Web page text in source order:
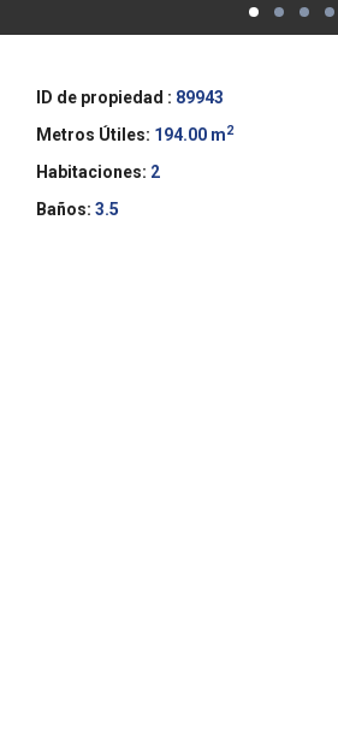
ID de propiedad : 89943
Metros Útiles: 194.00 m2
Habitaciones: 2
Baños: 3.5